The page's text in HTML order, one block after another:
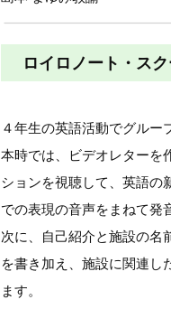
ロイロノート・ス
４年生の英語活動でグルー
本時では、ビデオレターを
ションを視聴して、英語の
での表現の音声をまねて発
次に、自己紹介と施設の名
を書き加え、施設に関連し
ます。